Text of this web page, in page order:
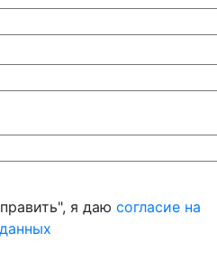
я даю согласие на